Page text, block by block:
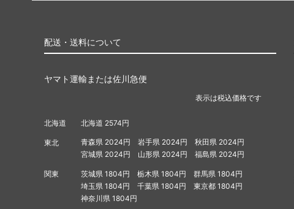
配送・送料について
ヤマト運輸または佐川急便
表示は税込価格です
北海道 北海道 2574円
東北 青森県 2024円 岩手県 2024円
秋田県 2024円
宮城県 2024円
山形県 2024円 福島県 2024円
関東 茨城県 1804円 栃木県 1804円
群馬県 1804円
埼玉県 1804円
千葉県 1804円
東京都 1804円
神奈川県 1804円